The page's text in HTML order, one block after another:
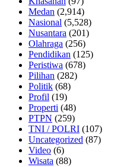
Medan (2,914)
Nasional (5,528)
Nusantara (201)
Olahraga (256)
Pendidikan (125)
Peristiwa (678)
Pilihan (282)
Politik (68)
Profil (19)
Properti (48)
PTPN (259)
TNI / POLRI (107)
Uncategorized (87)
Video (6)
Wisata (88)